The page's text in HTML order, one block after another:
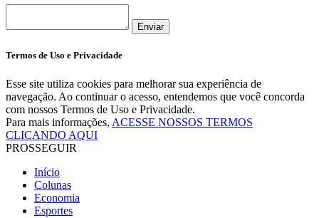
Enviar
Termos de Uso e Privacidade
Esse site utiliza cookies para melhorar sua experiência de
navegação. Ao continuar o acesso, entendemos que você concorda
com nossos Termos de Uso e Privacidade.
Para mais informações, ACESSE NOSSOS TERMOS
CLICANDO AQUI
PROSSEGUIR
Início
Colunas
Economia
Esportes